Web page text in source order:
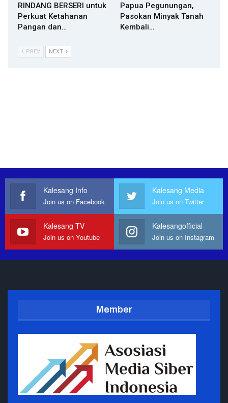
RINDANG BERSERI untuk
Perkuat Ketahanan
Pangan dan…
Papua Pegunungan,
Pasokan Minyak Tanah
Kembali…
PREV NEXT
Kalesang Info
Join us on Facebook
Kalesang Media
Join us on Twitter
Kalesang TV
Join us on Youtube
Kalesangofficial
Join us on Instagram
Member